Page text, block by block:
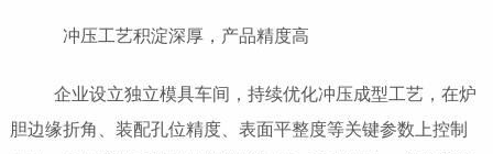
冲压工艺积淀深厚，产品精度高
企业设立独立模具车间，持续优化冲压成型工艺，在炉
胆边缘折角、装配孔位精度、表面平整度等关键参数上控制